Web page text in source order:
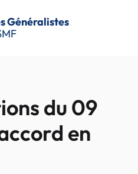
Généralistes
du 09
en